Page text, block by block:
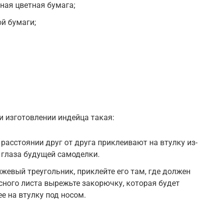
цветная бумага;
бумаги;
изготовлении индейца такая:
друг от друга приклеивают на втулку из-
будущей самоделки.
треугольник, приклейте его там, где должен
листа вырежьте закорючку, которая будет
на втулку под носом.